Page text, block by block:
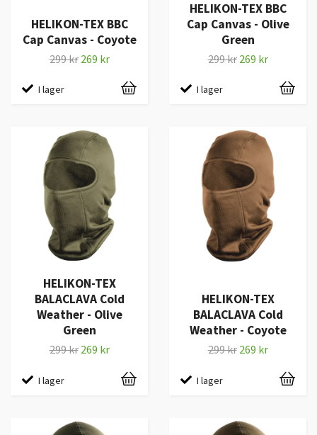
HELIKON-TEX BBC
Cap Canvas - Coyote
299 kr 269 kr
I lager
HELIKON-TEX BBC
Cap Canvas - Olive
Green
299 kr 269 kr
I lager
HELIKON-TEX
BALACLAVA Cold
Weather - Olive
Green
299 kr 269 kr
I lager
HELIKON-TEX
BALACLAVA Cold
Weather - Coyote
299 kr 269 kr
I lager